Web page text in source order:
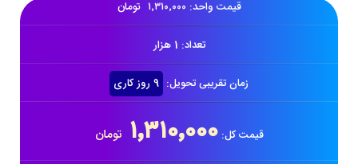
قیمت واحد: تومان ۱٬۳۱۰٬۰۰۰
تعداد: 1 هزار
زمان تقریبی تحویل: 9 روز کاری
قیمت کل: تومان ۱٬۳۱۰٬۰۰۰